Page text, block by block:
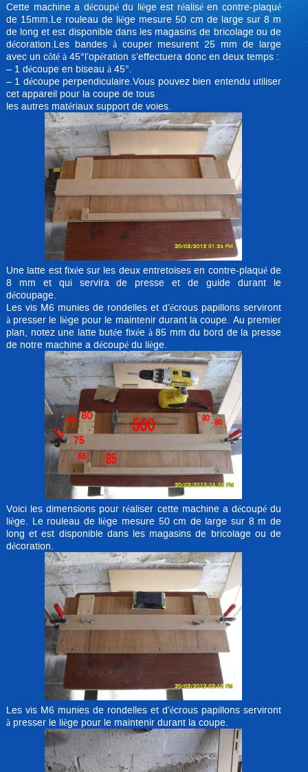
Cette machine a découpé du liège est réalisé en contre-plaqué
de 15mm.Le rouleau de liège mesure 50 cm de large sur 8 m
de long et est disponible dans les magasins de bricolage ou de
décoration.Les bandes à couper mesurent 25 mm de large
avec un côté à 45°l’opération s’effectuera donc en deux temps :
– 1 découpe en biseau à 45°.
– 1 découpe perpendiculaire.Vous pouvez bien entendu utiliser
cet appareil pour la coupe de tous
les autres matériaux support de voies.
Une latte est fixée sur les deux entretoises en contre-plaqué de
8 mm et qui servira de presse et de guide durant le
découpage.
Les vis M6 munies de rondelles et d’écrous papillons serviront
à presser le liège pour le maintenir durant la coupe. Au premier
plan, notez une latte butée fixée à 85 mm du bord de la presse
de notre machine a découpé du liège.
Voici les dimensions pour réaliser cette machine a découpé du
liège. Le rouleau de liège mesure 50 cm de large sur 8 m de
long et est disponible dans les magasins de bricolage ou de
décoration.
Les vis M6 munies de rondelles et d’écrous papillons serviront
à presser le liège pour le maintenir durant la coupe.